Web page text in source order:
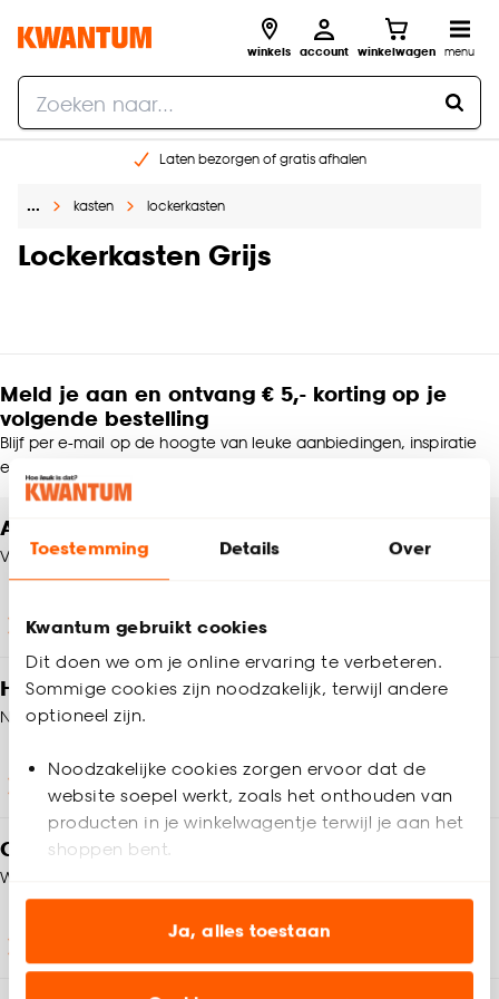
Toestemming Details Over
Kwantum gebruikt cookies
Dit doen we om je online ervaring te verbeteren.
Sommige cookies zijn noodzakelijk, terwijl andere
optioneel zijn.
Noodzakelijke cookies zorgen ervoor dat de
website soepel werkt, zoals het onthouden van
producten in je winkelwagentje terwijl je aan het
shoppen bent.
Analytische cookies (optioneel) helpen ons de
website te verbeteren voor jou en al onze andere
Ja, alles toestaan
winkels account winkelwagen menu
Laten bezorgen of gratis afhalen
Gratis raam advies en opmeten aan huis
… kasten lockerkasten
Lockerkasten Grijs
Meld je aan en ontvang € 5,- korting op je
volgende bestelling
Blijf per e-mail op de hoogte van leuke aanbiedingen, inspiratie
en meer!
Altijd een winkel in de buurt
Vind jouw Kwantum winkel
Winkels en openingstijden
Heb je vragen?
Neem contact op met onze klantenservice
Klantenservice
Op zoek naar inspiratie?
We helpen je graag!